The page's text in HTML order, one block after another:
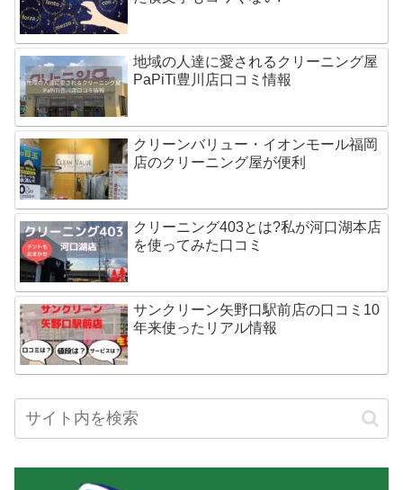
地域の人達に愛されるクリーニング屋
PaPiTi豊川店口コミ情報
クリーンバリュー・イオンモール福岡
店のクリーニング屋が便利
クリーニング403とは?私が河口湖本店
を使ってみた口コミ
サンクリーン矢野口駅前店の口コミ10
年来使ったリアル情報